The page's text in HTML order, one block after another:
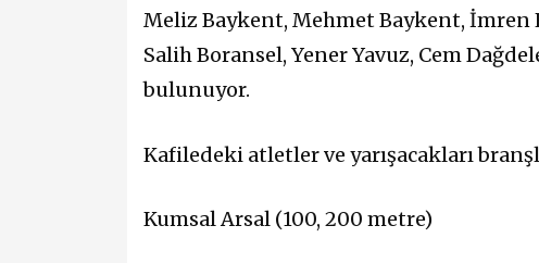
Meliz Baykent, Mehmet Baykent,
Salih Boransel, Yener Yavuz, Cem
bulunuyor.
Kafiledeki atletler ve yarışacakları
Kumsal Arsal (100, 200 metre)